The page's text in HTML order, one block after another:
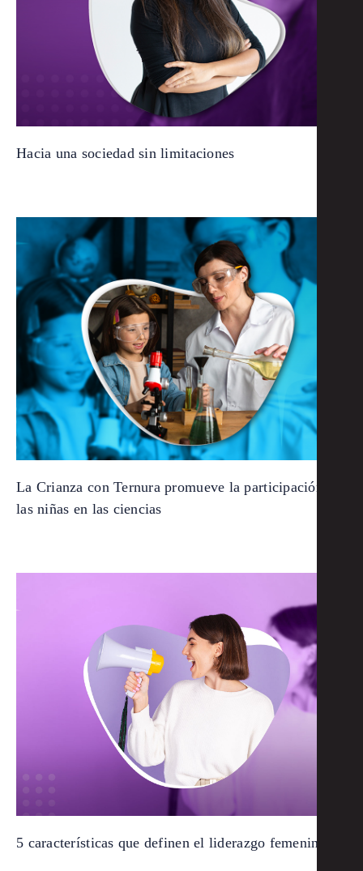
Hacia una sociedad sin limitaciones
La Crianza con Ternura promueve la participación de
las niñas en las ciencias
5 características que definen el liderazgo femenino